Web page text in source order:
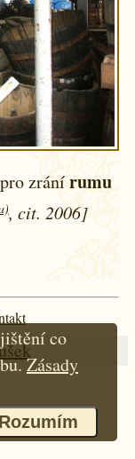
zránírumu
, cit. 2006]
co
Zásady
Rozumím